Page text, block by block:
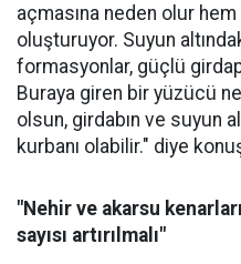
açmasına neden olur hem
oluşturuyor. Suyun
formasyonlar, güçlü
Buraya giren bir yüzücü
olsun, girdabın ve suyun
kurbanı olabilir." diye
"Nehir ve akarsu
sayısı artırılmalı"